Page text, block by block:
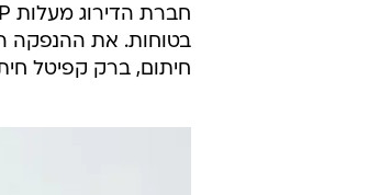
בטוחות. את ההנפקה
חיתום, ברק קפיטל